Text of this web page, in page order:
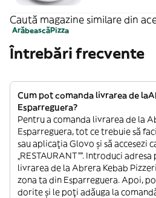
Caută magazine similare din
ArăbeascăPizza
Întrebări frecvente
Cum pot comanda livrarea de
Esparreguera?
Pentru a comanda livrarea de la
Esparreguera, tot ce trebuie să
sau aplicația Glovo și să accesezi
„RESTAURANT””. Introduci
livrarea de la Abrera Kebab
zona ta din Esparreguera. Apoi,
dorite și le poți adăuga la